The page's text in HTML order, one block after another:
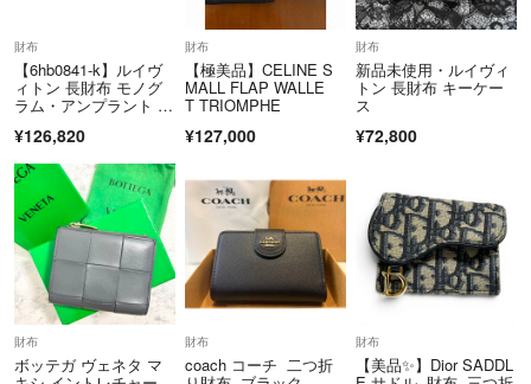
財布
【6hb0841-k】ルイヴ
ィトン 長財布 モノグ
ラム・アンプラント バ
レット M28793 トゥル
トレールクレーム【中
古】レディース
¥126,820
財布
【極美品】CELINE S
MALL FLAP WALLE
T TRIOMPHE
¥127,000
財布
新品未使用・ルイヴィ
トン 長財布 キーケー
ス
¥72,800
財布
ボッテガ ヴェネタ マ
財布
coach コーチ 二つ折
財布
【美品✨】Dior SADDL